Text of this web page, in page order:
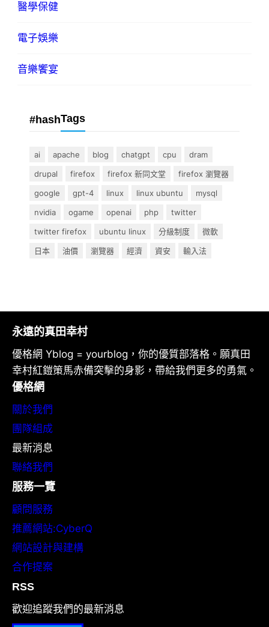
醫學保健
電子娛樂
音樂饗宴
#hashTags
ai apache blog chatgpt cpu
dram
drupal
firefox firefox 新同文堂
firefox 瀏覽器
google
gpt-4 linux linux ubuntu
mysql
nvidia
ogame openai php
twitter
twitter firefox
ubuntu linux 分級制度
微軟
日本
油價 瀏覽器 經濟 資安 輸入法
永遠的真田幸村
優格網 Yblog = yourblog，你的優質部落格。願真田
幸村紅鎧策馬赤備突擊的身影，帶給我們更多的勇氣。
優格網
關於我們
團隊組成
最新消息
聯絡我們
服務一覽
顧問服務
推薦網站:CyberQ
網站設計與建構
合作提案
RSS
歡迎追蹤我們的最新消息